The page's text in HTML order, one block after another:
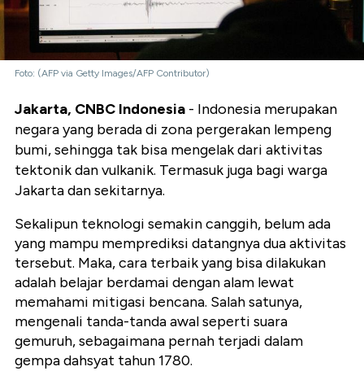
Foto: (AFP via Getty Images/AFP Contributor)
Jakarta, CNBC Indonesia - Indonesia merupakan
negara yang berada di zona pergerakan lempeng
bumi, sehingga tak bisa mengelak dari aktivitas
tektonik dan vulkanik. Termasuk juga bagi warga
Jakarta dan sekitarnya.
Sekalipun teknologi semakin canggih, belum ada
yang mampu memprediksi datangnya dua aktivitas
tersebut. Maka, cara terbaik yang bisa dilakukan
adalah belajar berdamai dengan alam lewat
memahami mitigasi bencana. Salah satunya,
mengenali tanda-tanda awal seperti suara
gemuruh, sebagaimana pernah terjadi dalam
gempa dahsyat tahun 1780.